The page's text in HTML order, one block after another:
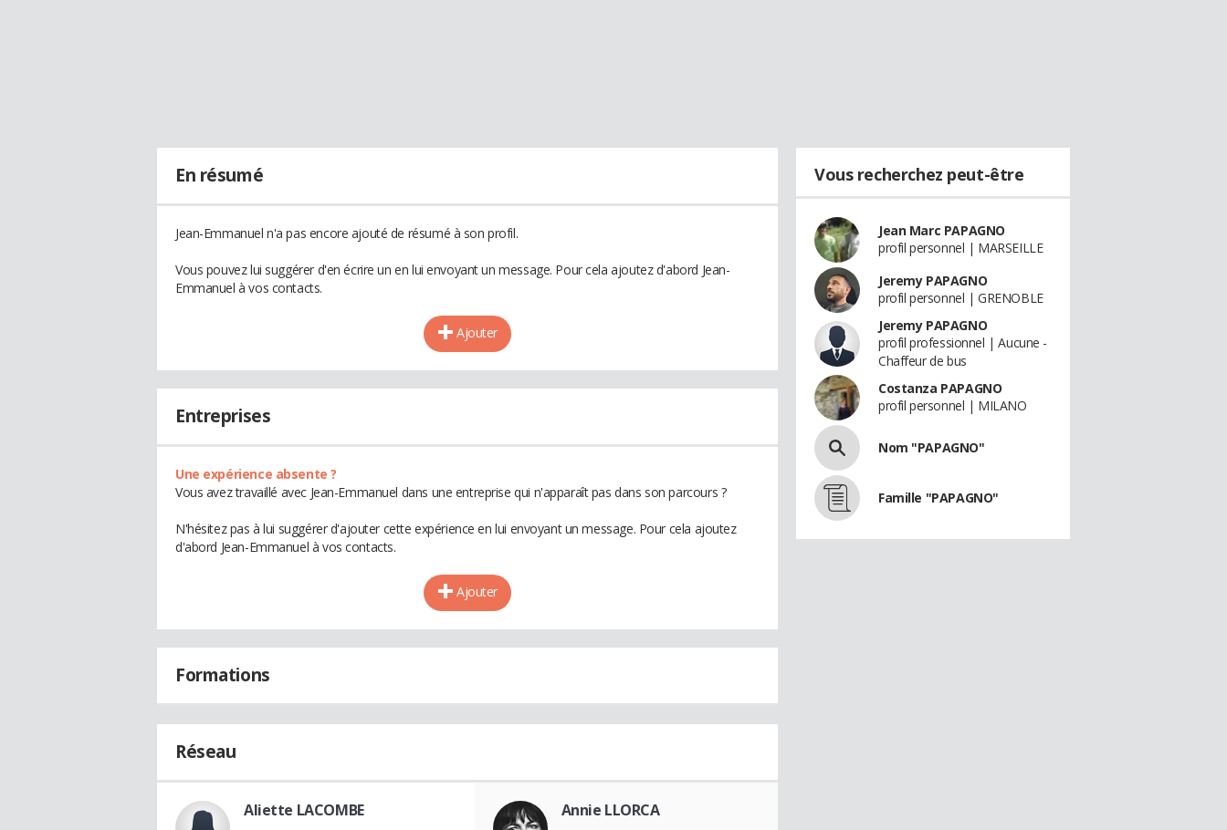
En résumé
Jean-Emmanuel n'a pas encore ajouté de résumé à son profil.
Vous pouvez lui suggérer d'en écrire un en lui envoyant un message. Pour cela ajoutez d'abord Jean-
Emmanuel à vos contacts.
Ajouter
Entreprises
Une expérience absente ?
Vous avez travaillé avec Jean-Emmanuel dans une entreprise qui n'apparaît pas dans son parcours ?
N'hésitez pas à lui suggérer d'ajouter cette expérience en lui envoyant un message. Pour cela ajoutez
d'abord Jean-Emmanuel à vos contacts.
Ajouter
Formations
Réseau
Aliette LACOMBE Annie LLORCA
Vous recherchez peut-être
Jean Marc PAPAGNO
profil personnel | MARSEILLE
Jeremy PAPAGNO
profil personnel | GRENOBLE
Jeremy PAPAGNO
profil professionnel | Aucune -
Chaffeur de bus
Costanza PAPAGNO
profil personnel | MILANO
Nom "PAPAGNO"
Famille "PAPAGNO"